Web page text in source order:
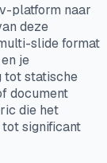
platform naar
deze
slide format
je
tot statische
document
die het
significant